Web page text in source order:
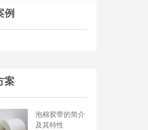
例
案
泡棉胶带的简介
及其特性